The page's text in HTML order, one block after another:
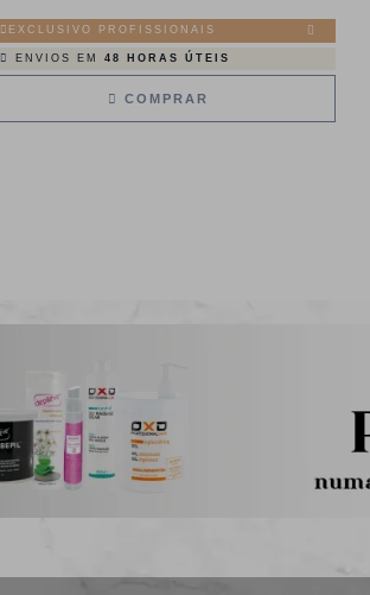
EXCLUSIVO PROFISSIONAIS
ENVIOS EM 48 HORAS ÚTEIS
COMPRAR